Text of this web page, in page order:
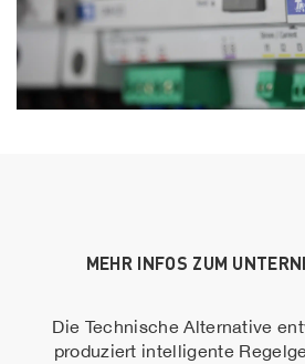
MEHR INFOS ZUM
Die Technische Alternative
produziert intelligente